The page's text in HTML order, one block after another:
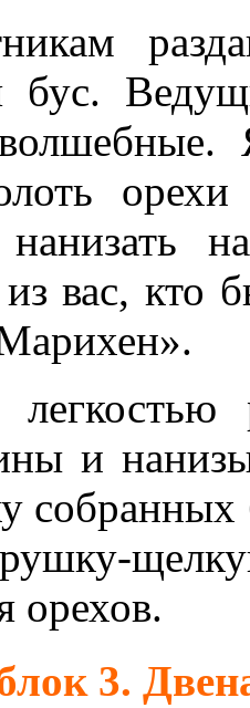
бус.
вас, кто
и
орехов.
3.